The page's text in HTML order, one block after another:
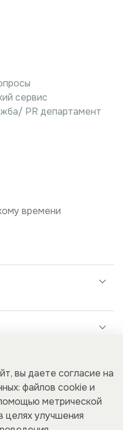
времени
сервис
PR департамент
вы даете согласие на
файлов cookie и
метрической
целях улучшения